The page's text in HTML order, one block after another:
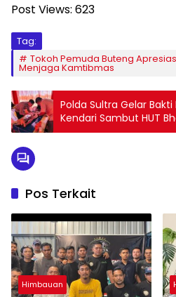
Post Views: 623
Tag:
Tokoh Pemuda Buteng
Menjaga Kamtibmas
Polda Sultra Gelar
Kendari Sambut HUT
Pos Terkait
Himbauan